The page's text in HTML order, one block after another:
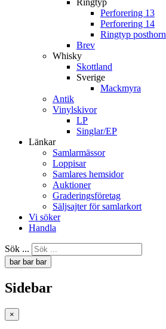
Ringtyp
Perforering 13
Perforering 14
Ringtyp posthorn
Brev
Whisky
Skottland
Sverige
Mackmyra
Antik
Vinylskivor
LP
Singlar/EP
Länkar
Samlarmässor
Loppisar
Samlares hemsidor
Auktioner
Graderingsföretag
Säljsajter för samlarkort
Vi söker
Handla
Sök ...
bar bar bar
Sidebar
×